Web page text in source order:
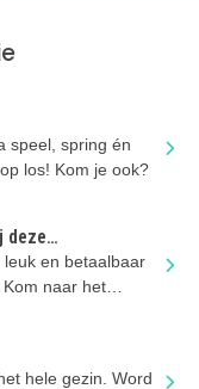
speel, spring én
los! Kom je ook?
deze
en betaalbaar
naar het
hele gezin. Word